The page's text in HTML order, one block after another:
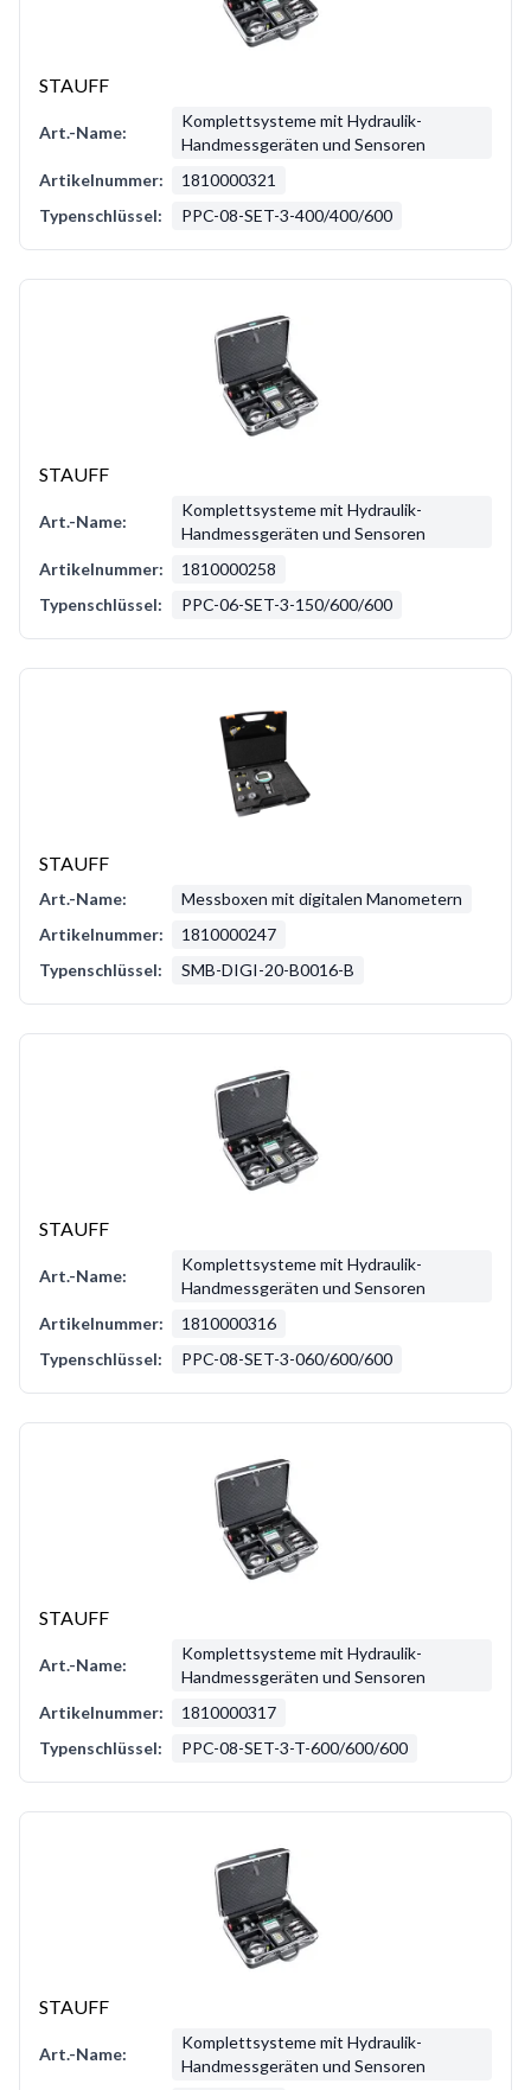
STAUFF
Art.-Name:
Komplettsysteme mit Hydraulik-
Handmessgeräten und Sensoren
Artikelnummer:
1810000321
Typenschlüssel:
PPC-08-SET-3-400/400/600
STAUFF
Art.-Name:
Komplettsysteme mit Hydraulik-
Handmessgeräten und Sensoren
Artikelnummer:
1810000258
Typenschlüssel:
PPC-06-SET-3-150/600/600
STAUFF
Art.-Name:
Messboxen mit digitalen Manometern
Artikelnummer:
1810000247
Typenschlüssel:
SMB-DIGI-20-B0016-B
STAUFF
Art.-Name:
Komplettsysteme mit Hydraulik-
Handmessgeräten und Sensoren
Artikelnummer:
1810000316
Typenschlüssel:
PPC-08-SET-3-060/600/600
STAUFF
Art.-Name:
Komplettsysteme mit Hydraulik-
Handmessgeräten und Sensoren
Artikelnummer:
1810000317
Typenschlüssel:
PPC-08-SET-3-T-600/600/600
STAUFF
Art.-Name:
Komplettsysteme mit Hydraulik-
Handmessgeräten und Sensoren